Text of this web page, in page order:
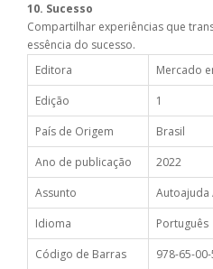
10. Sucesso
Compartilhar experiências que
essência do sucesso.
Editora
Mercado
Edição
1
País de Origem
Brasil
Ano de publicação
2022
Assunto
Autoajuda
Idioma
Português
Código de Barras
978-65-